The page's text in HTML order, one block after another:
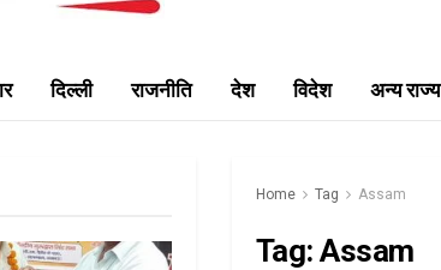
दिल्ली राजनीति देश विदेश अन्य राज्य
Home Tag Assam
Tag:Assam